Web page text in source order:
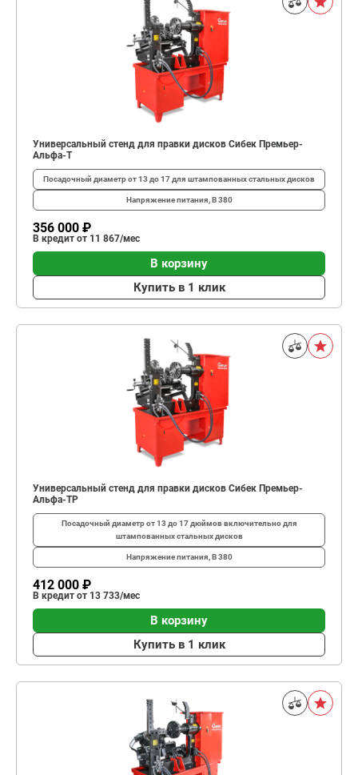
Универсальный стенд для правки дисков Сибек Премьер-
Альфа-Т
Посадочный диаметрот 13 до 17 для штампованных стальных дисков
Напряжение питания, В380
356 000 ₽
В кредит от 11 867/мес
В корзину
Купить в 1 клик
Универсальный стенд для правки дисков Сибек Премьер-
Альфа-ТР
Посадочный диаметрот 13 до 17 дюймов включительно для
штампованных стальных дисков
Напряжение питания, В380
412 000 ₽
В кредит от 13 733/мес
В корзину
Купить в 1 клик